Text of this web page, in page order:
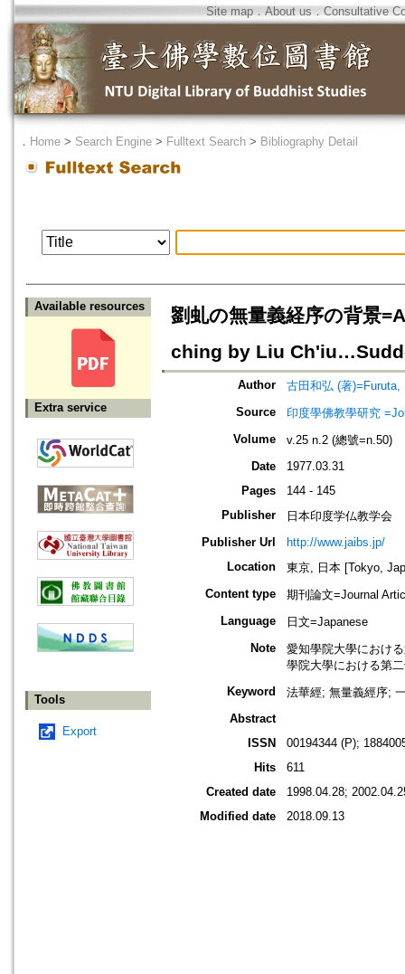
Site map．About us ． Consultative
． Home > Search Engine > Fulltext Search > Bibliography Detail
Available resources
Extra service
Tools
Export
劉虬の無量義経序の背景
ching by Liu
Author
古田和弘 (著)=Furuta,
Source
印度學佛教學研究
Volume
v.25 n.2 (總號=n.50)
Date
1977.03.31
Pages
144 - 145
Publisher
日本印度学仏教学会
Publisher Url
http://www.jaibs.jp/
Location
東京, 日本 [Tokyo,
Content type
期刊論文=Journal
Language
日文=Japanese
Note
愛知學院大學におけ
學院大學における第
Keyword
法華經; 無量義經序;
Abstract
ISSN
00194344 (P);
Hits
611
Created date
1998.04.28;
Modified date
2018.09.13